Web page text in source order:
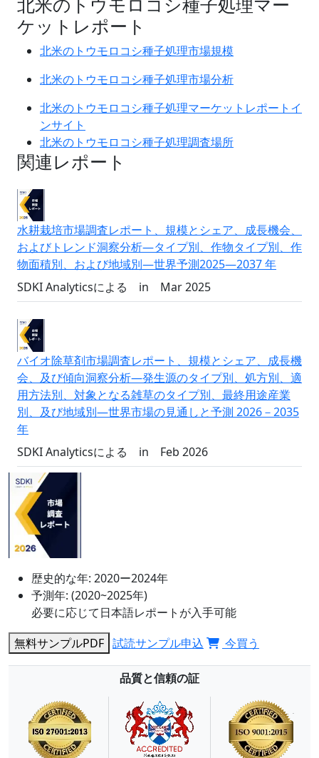
ケットレポート
北米のトウモロコシ種子処理市場規模
北米のトウモロコシ種子処理市場分析
北米のトウモロコシ種子処理マーケットレポートイ
ンサイト
北米のトウモロコシ種子処理調査場所
関連レポート
水耕栽培市場調査レポート、規模とシェア、成長機会、
およびトレンド洞察分析―タイプ別、作物タイプ別、作
物面積別、および地域別―世界予測2025―2037 年
SDKI Analyticsによる
in Mar 2025
バイオ除草剤市場調査レポート、規模とシェア、成長機
会、及び傾向洞察分析―発生源のタイプ別、処方別、適
用方法別、対象となる雑草のタイプ別、最終用途産業
別、及び地域別―世界市場の見通しと予測 2026－2035
年
SDKI Analyticsによる
in Feb 2026
歴史的な年: 2020ー2024年
予測年: (2020~2025年)
必要に応じて日本語レポートが入手可能
無料サンプルPDF 試読サンプル申込 今買う
品質と信頼の証